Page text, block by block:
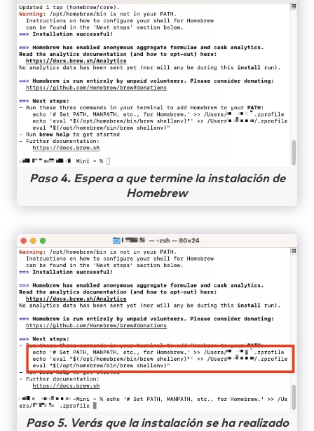
Paso 4. Espera a que termine la instalación de
Homebrew
Paso 5. Verás que la instalación se ha realizado